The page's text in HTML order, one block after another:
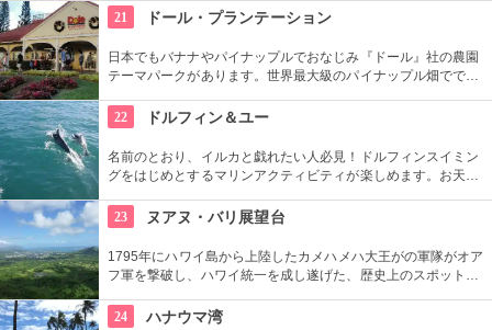
ック・パーク』のロケ地としても知られ、ロケ地巡りのバスも
あります。
21 ドール・プランテーション
日本でもバナナやパイナップルでおなじみ『ドール』社の農園
テーマパークがあります。世界最大級のパイナップル畑ででき
めるアトラクションがあります。カワイイお土産もいっぱい。
22 ドルフィン＆ユー
名前のとおり、イルカと戯れたい人必見！ドルフィンスイミン
グをはじめとするマリンアクティビティが楽しめます。お天気
いそう。バーベキューやフラ、ウクレレ演奏など、嬉しいおも
てなしも。
23 ヌアヌ・バリ展望台
1795年にハワイ島から上陸したカメハメハ大王がの軍隊がオア
フ軍を撃破し、ハワイ統一を成し遂げた、歴史上のスポットで
から広がる絶景は感動モノ。海から吹く風は強烈です。
24 ハナウマ湾